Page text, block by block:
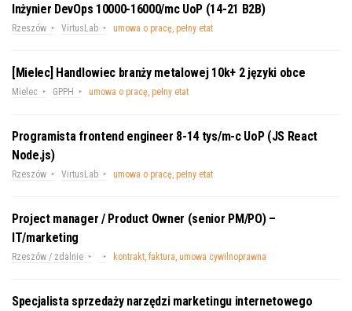
Inżynier DevOps 10000-16000/mc UoP (14-21 B2B)
Rzeszów VirtusLab umowa o pracę, pełny etat
[Mielec] Handlowiec branży metalowej 10k+ 2 języki obce
Mielec GPPH umowa o pracę, pełny etat
Programista frontend engineer 8-14 tys/m-c UoP (JS React
Node.js)
Rzeszów VirtusLab umowa o pracę, pełny etat
Project manager / Product Owner (senior PM/PO) –
IT/marketing
Rzeszów / zdalnie kontrakt, faktura, umowa cywilnoprawna
Specjalista sprzedaży narzędzi marketingu internetowego